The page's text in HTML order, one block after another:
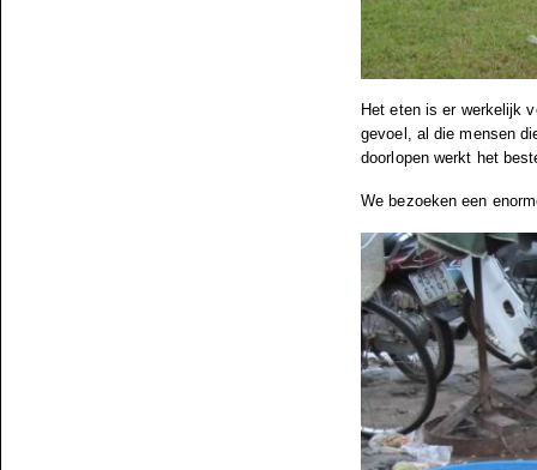
Het eten is er werkelijk
gevoel, al die mensen
doorlopen werkt het
We bezoeken een